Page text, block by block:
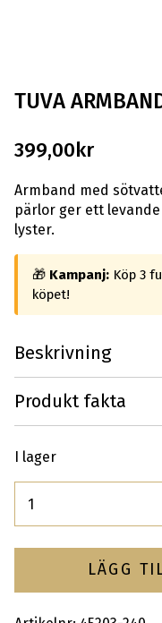
TUVA
399,00kr
Armband med
pärlor ger ett
lyster.
🎁 Kampanj: Köp 3
köpet!
Beskrivning
Produkt fakta
I lager
LÄGG